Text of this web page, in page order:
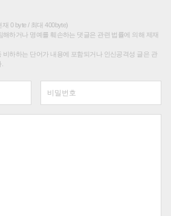
0 byte / 최대 400byte)
하거나 명예를 훼손하는 댓글은 관련 법률에 의해 제재
비하하는 단어가 내용에 포함되거나 인신공격성 글은 관